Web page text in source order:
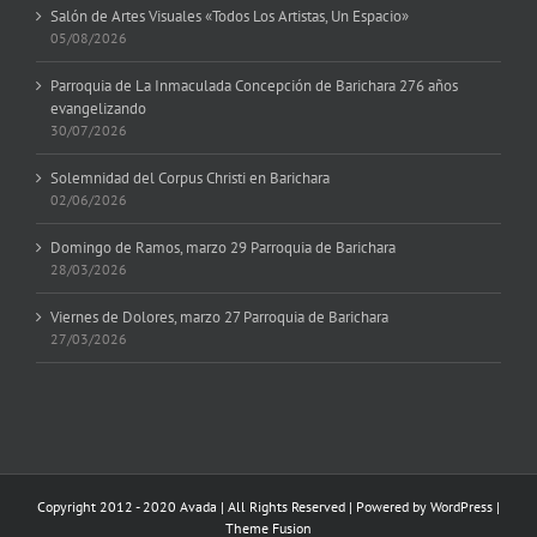
Salón de Artes Visuales «Todos Los Artistas, Un Espacio»
05/08/2026
Parroquia de La Inmaculada Concepción de Barichara 276 años
evangelizando
30/07/2026
Solemnidad del Corpus Christi en Barichara
02/06/2026
Domingo de Ramos, marzo 29 Parroquia de Barichara
28/03/2026
Viernes de Dolores, marzo 27 Parroquia de Barichara
27/03/2026
Copyright 2012 - 2020 Avada | All Rights Reserved | Powered by WordPress |
Theme Fusion